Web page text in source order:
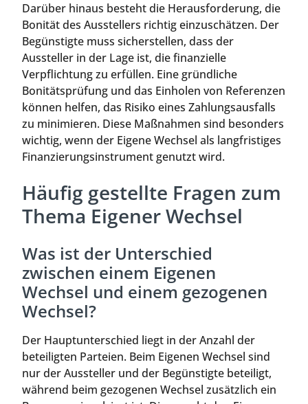
Darüber hinaus besteht die Herausforderung, die
Bonität des Ausstellers richtig einzuschätzen. Der
Begünstigte muss sicherstellen, dass der
Aussteller in der Lage ist, die finanzielle
Verpflichtung zu erfüllen. Eine gründliche
Bonitätsprüfung und das Einholen von Referenzen
können helfen, das Risiko eines Zahlungsausfalls
zu minimieren. Diese Maßnahmen sind besonders
wichtig, wenn der Eigene Wechsel als langfristiges
Finanzierungsinstrument genutzt wird.
Häufig gestellte Fragen zum
Thema Eigener Wechsel
Was ist der Unterschied
zwischen einem Eigenen
Wechsel und einem gezogenen
Wechsel?
Der Hauptunterschied liegt in der Anzahl der
beteiligten Parteien. Beim Eigenen Wechsel sind
nur der Aussteller und der Begünstigte beteiligt,
während beim gezogenen Wechsel zusätzlich ein